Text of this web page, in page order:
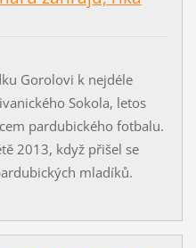
Gorolovi k nejdéle
Sokola, letos
pardubického fotbalu.
2013, když přišel se
mladíků.